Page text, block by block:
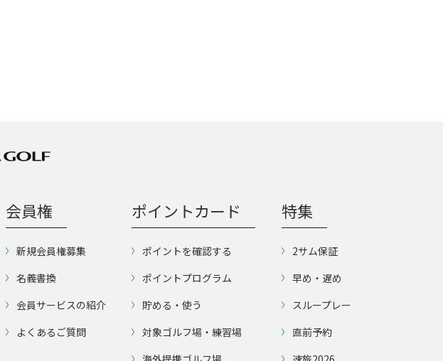
会員権
新規会員権募集
名義書換
会員サービスの紹介
よくあるご質問
ポイントカード
ポイントを確認する
ポイントプログラム
貯める・使う
対象ゴルフ場・練習場
特集
2サム保証
早め・遅め
スループレー
直前予約